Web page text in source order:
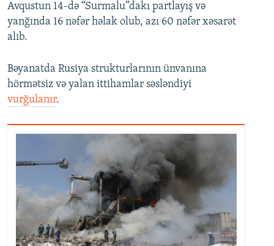
Avqustun 14-də “Surmalu”dakı partlayış və
yanğında 16 nəfər həlak olub, azı 60 nəfər xəsarət
alıb.
Bəyanatda Rusiya strukturlarının ünvanına
hörmətsiz və yalan ittihamlar səsləndiyi
vurğulanır.